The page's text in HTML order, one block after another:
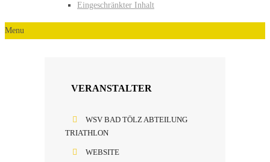
Eingeschränkter Inhalt
Menu
VERANSTALTER
WSV BAD TÖLZ ABTEILUNG
TRIATHLON
WEBSITE